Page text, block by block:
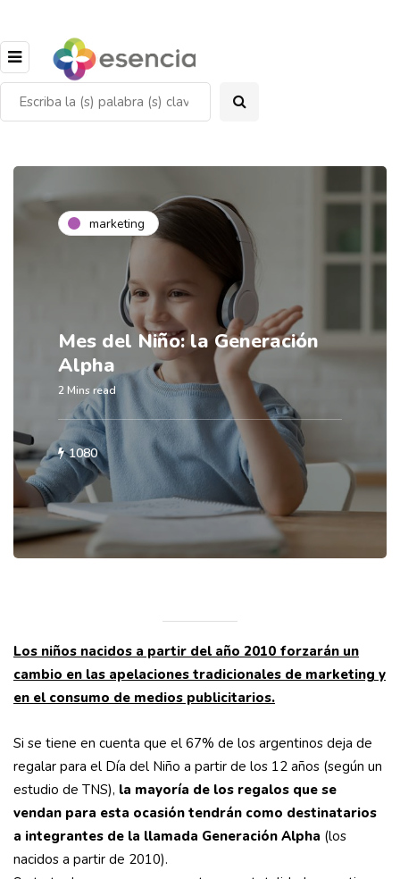
marketing
Mes del Niño: la Generación
Alpha
2 Mins read
1080
Los niños nacidos a partir del año 2010 forzarán un
cambio en las apelaciones tradicionales de marketing y
en el consumo de medios publicitarios.
Si se tiene en cuenta que el 67% de los argentinos deja de
regalar para el Día del Niño a partir de los 12 años (según un
estudio de TNS), la mayoría de los regalos que se
vendan para esta ocasión tendrán como destinatarios
a integrantes de la llamada Generación Alpha (los
nacidos a partir de 2010).